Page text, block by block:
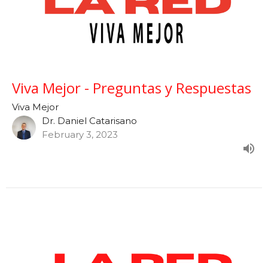
Viva Mejor - Preguntas y Respuestas
Viva Mejor
Dr. Daniel Catarisano
February 3, 2023